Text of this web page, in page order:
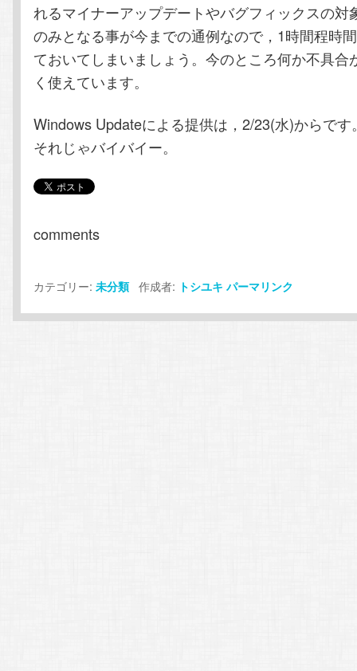
れるマイナーアップデートやバグフィックスの対
のみとなる事が今までの通例なので，1時間程時
ておいてしまいましょう。今のところ何か不具合
く使えています。
Windows Updateによる提供は，2/23(水)からです
それじゃバイバイー。
comments
カテゴリー:未分類作成者: トシユキ パーマリンク